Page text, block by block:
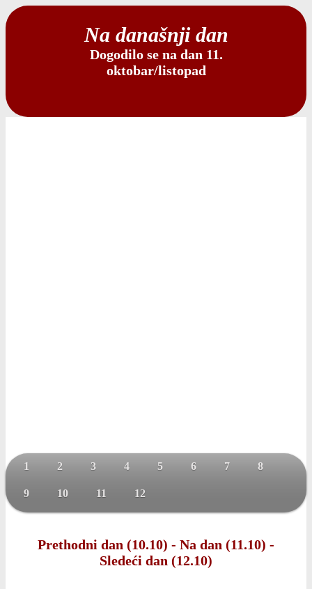
Na današnji dan
Dogodilo se na dan 11.
oktobar/listopad
1 2 3 4 5 6 7 8
9 10 11 12
Prethodni dan (10.10) - Na dan (11.10) -
Sledeći dan (12.10)